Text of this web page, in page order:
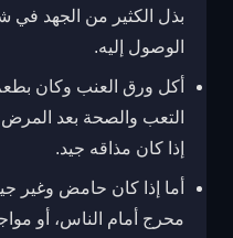
بذل الكثير من الجهد في
الوصول إليه.
أكل ورق العنب وكان
التعب والصحة بعد
إذا كان مذاقه جيد.
أما إذا كان حامض وغير
محرج أمام الناس، أو